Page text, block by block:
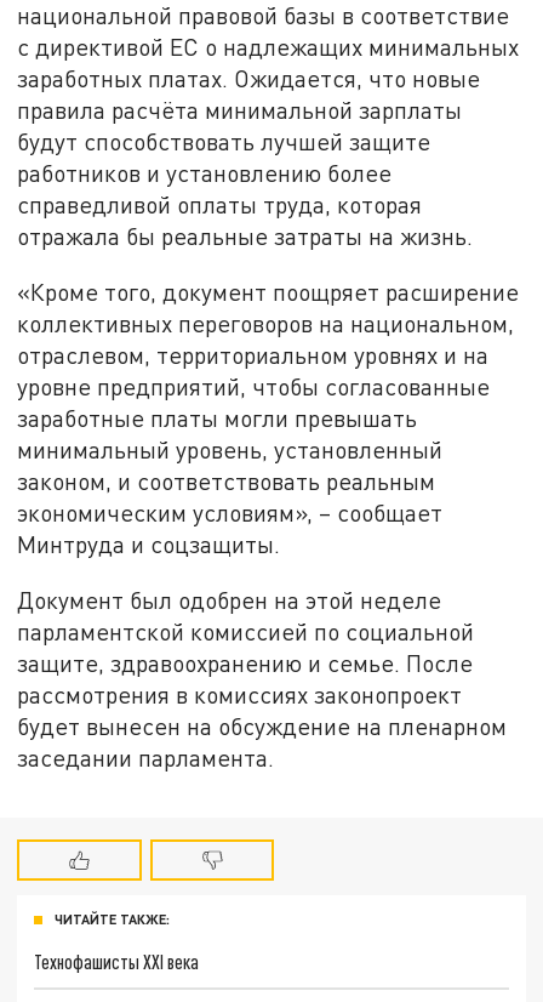
национальной правовой базы в соответствие
с директивой ЕС о надлежащих минимальных
заработных платах. Ожидается, что новые
правила расчёта минимальной зарплаты
будут способствовать лучшей защите
работников и установлению более
справедливой оплаты труда, которая
отражала бы реальные затраты на жизнь.
«Кроме того, документ поощряет расширение
коллективных переговоров на национальном,
отраслевом, территориальном уровнях и на
уровне предприятий, чтобы согласованные
заработные платы могли превышать
минимальный уровень, установленный
законом, и соответствовать реальным
экономическим условиям», – сообщает
Минтруда и соцзащиты.
Документ был одобрен на этой неделе
парламентской комиссией по социальной
защите, здравоохранению и семье. После
рассмотрения в комиссиях законопроект
будет вынесен на обсуждение на пленарном
заседании парламента.
ЧИТАЙТЕ ТАКЖЕ:
Технофашисты XXI века